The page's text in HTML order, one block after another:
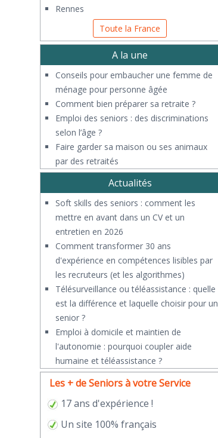
Rennes
Toute la France
A la une
Conseils pour embaucher une femme de
ménage pour personne âgée
Comment bien préparer sa retraite ?
Emploi des seniors : des discriminations
selon l’âge ?
Faire garder sa maison ou ses animaux
par des retraités
Actualités
Soft skills des seniors : comment les
mettre en avant dans un CV et un
entretien en 2026
Comment transformer 30 ans
d'expérience en compétences lisibles par
les recruteurs (et les algorithmes)
Télésurveillance ou téléassistance : quelle
est la différence et laquelle choisir pour un
senior ?
​Emploi à domicile et maintien de
l'autonomie : pourquoi coupler aide
humaine et téléassistance ?
Les + de Seniors à votre Service
17 ans d'expérience !
Un site 100% français